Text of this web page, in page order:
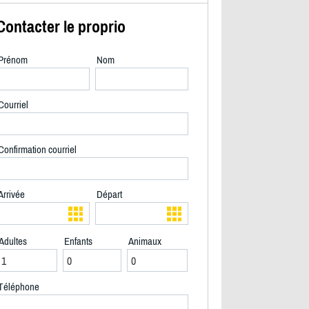
le proprio
Nom
courriel
Départ
Enfants Animaux